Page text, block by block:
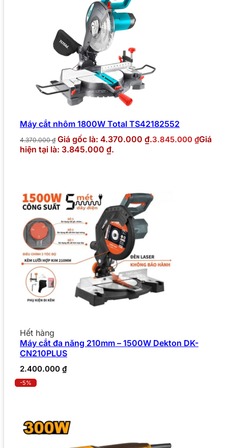
Máy cắt nhôm 1800W Total TS42182552
4.370.000₫ Giá gốc là: 4.370.000 ₫.3.845.000 ₫Giá
hiện tại là: 3.845.000 ₫.
Hết hàng
Máy cắt đa năng 210mm – 1500W Dekton DK-
CN210PLUS
2.400.000 ₫
-5%